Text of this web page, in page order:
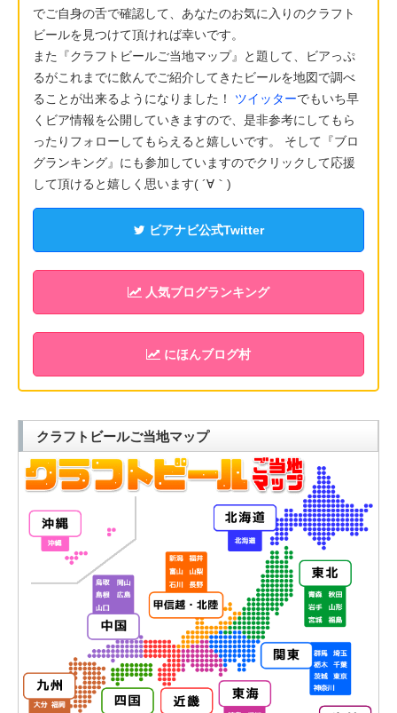
でご自身の舌で確認して、あなたのお気に入りのクラフト
ビールを見つけて頂ければ幸いです。
また『クラフトビールご当地マップ』と題して、ビアっぷ
るがこれまでに飲んでご紹介してきたビールを地図で調べ
ることが出来るようになりました！ ツイッターでもいち早
くビア情報を公開していきますので、是非参考にしてもら
ったりフォローしてもらえると嬉しいです。 そして『ブロ
グランキング』にも参加していますのでクリックして応援
して頂けると嬉しく思います( ´∀｀)
ビアナビ公式Twitter
人気ブログランキング
にほんブログ村
クラフトビールご当地マップ